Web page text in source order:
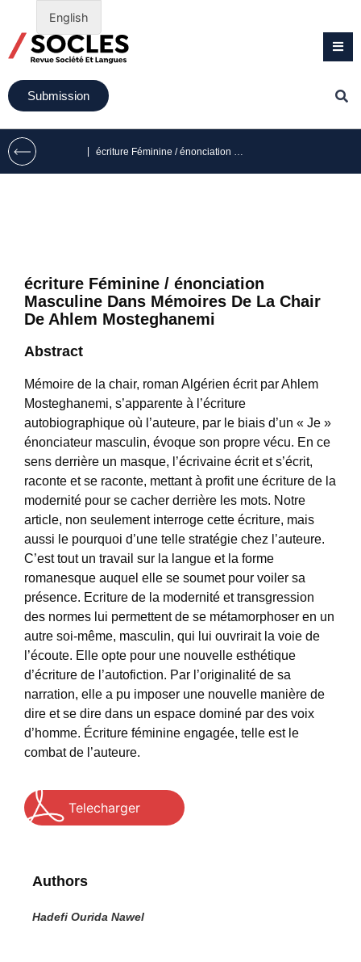
Submission
écriture Féminine / énonciation
Masculine Dans Mémoires De La Chair
De Ahlem Mosteghanemi
Abstract
Mémoire de la chair, roman Algérien écrit par Ahlem
Mosteghanemi, s’apparente à l’écriture
autobiographique où l’auteure, par le biais d’un « Je »
énonciateur masculin, évoque son propre vécu. En ce
sens derrière un masque, l’écrivaine écrit et s’écrit,
raconte et se raconte, mettant à profit une écriture de la
modernité pour se cacher derrière les mots. Notre
article, non seulement interroge cette écriture, mais
aussi le pourquoi d’une telle stratégie chez l’auteure.
C’est tout un travail sur la langue et la forme
romanesque auquel elle se soumet pour voiler sa
présence. Ecriture de la modernité et transgression
des normes lui permettent de se métamorphoser en un
autre soi-même, masculin, qui lui ouvrirait la voie de
l’écoute. Elle opte pour une nouvelle esthétique
d’écriture de l’autofiction. Par l’originalité de sa
narration, elle a pu imposer une nouvelle manière de
dire et se dire dans un espace dominé par des voix
d’homme. Écriture féminine engagée, telle est le
combat de l’auteure.
Telecharger
Authors
Hadefi Ourida Nawel
English